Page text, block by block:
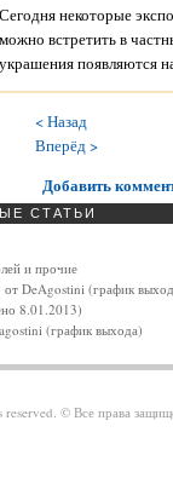
Сегодня некоторые
можно встретить в
украшения появляются
< Назад
Вперёд >
Добавить
СТАТЬИ
и прочие
DeAgostini (график
8.01.2013)
(график выхода)
© Все права